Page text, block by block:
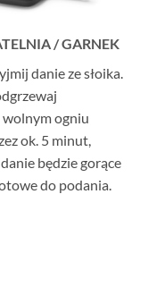
/ GARNEK
danie ze słoika.
wolnym ogniu
ok. 5 minut,
będzie gorące
do podania.